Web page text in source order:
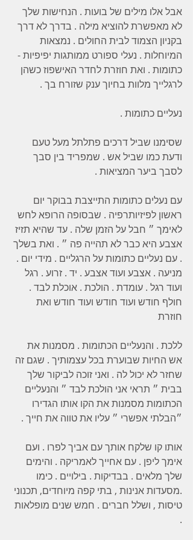
אבל אלו מילים של בועות . הנחישות שלך
לא מאפשרת להוציא מילה . בדרך לא דרך
בקניון הצמוד לבית החולים . נמצאות
המיוחלות . נעלי ספורט ממותגות יפיפיות -
כתומות . ואת חוזרת לחדר האישפוז כשהן
לרגלייך מלוות בחיוך ענק שזורח בך .
נעליים כתומות .
שסימנו שביל דרכים פתלתל מעל טעם
ודעת כמו שביל אש . שמפריד בין סבך
לסבך ביער המציאות .
עם נעלים כתומות התייצבת בבוקר יום
ראשון לפיזיותרפיה . שבסופה הרופא לחש
לאימך ״ חבל על הזמן שלה . עד שהיא תזיז
אצבע היא כבר לא תהייה פה ״ . ואת בשלך
. עם נעליים כתומות על הרגליים . מידי יום .
מניעה . אצבע ועוד אצבע . יד . זרוע . רגל
ועוד רגל . עומדת . הולכת . אוכלת לבד .
חולף חודש ועוד חודש ועוד חודש ואת
חוזרת
ללכת . והנעליים הכתומות . מסמנות את
אש החיות שבוערת בכל עצמותיך . שגם זה
שחזר לא יכול לה . ואני זוכה לביקור שלך
בבית ״ תראי אני הולכת לבד ״ והנעליים
הכתומות מסמנות את הקו אותו הגדירו
״הבלתי אפשרי ״ עליו את טווה את חייך .
אותו קו שלקח אותך עם אביך לפרו . ועם
אימך ליפן . עם אחייך לאמריקה . והימים
שלך מלאים . בבדיקות . בילויים . כימו
.מסעדות אנינות , בתי קפה מיוחדים, תכנוני
טיסות , ושלל חברים . חמש שנים מופלאות
.